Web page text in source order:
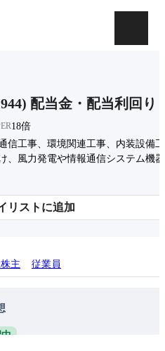
) 配当金・配当利回り
18倍
信工事、環境関連工事、内装設備
、風力発電や情報通信システム機
リストに追加
主 従業員